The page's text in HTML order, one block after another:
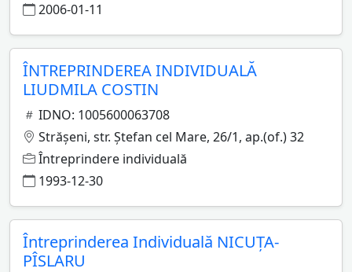
2006-01-11
ÎNTREPRINDEREA INDIVIDUALĂ
LIUDMILA COSTIN
IDNO: 1005600063708
Străşeni, str. Ştefan cel Mare, 26/1, ap.(of.) 32
Întreprindere individuală
1993-12-30
Întreprinderea Individuală NICUŢA-
PÎSLARU